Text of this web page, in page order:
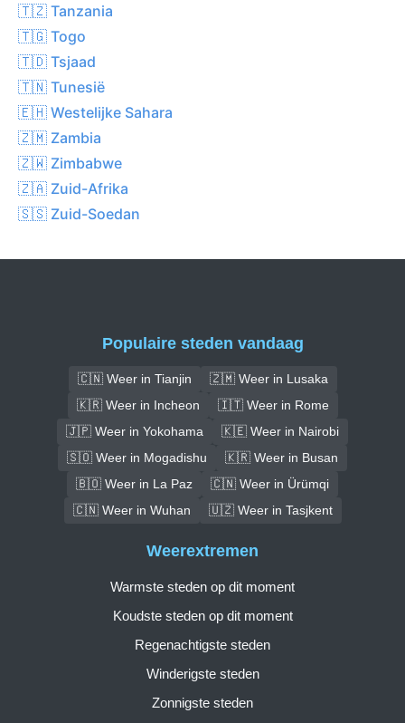
🇹🇿 Tanzania
🇹🇬 Togo
🇹🇩 Tsjaad
🇹🇳 Tunesië
🇪🇭 Westelijke Sahara
🇿🇲 Zambia
🇿🇼 Zimbabwe
🇿🇦 Zuid-Afrika
🇸🇸 Zuid-Soedan
Populaire steden vandaag
🇨🇳 Weer in Tianjin
🇿🇲 Weer in Lusaka
🇰🇷 Weer in Incheon
🇮🇹 Weer in Rome
🇯🇵 Weer in Yokohama
🇰🇪 Weer in Nairobi
🇸🇴 Weer in Mogadishu
🇰🇷 Weer in Busan
🇧🇴 Weer in La Paz
🇨🇳 Weer in Ürümqi
🇨🇳 Weer in Wuhan
🇺🇿 Weer in Tasjkent
Weerextremen
Warmste steden op dit moment
Koudste steden op dit moment
Regenachtigste steden
Winderigste steden
Zonnigste steden